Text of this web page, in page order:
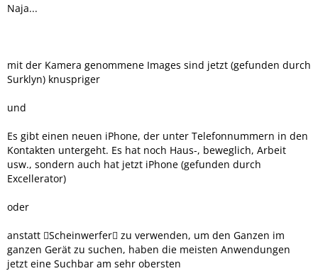
Naja...
mit der Kamera genommene Images sind jetzt (gefunden durch
Surklyn) knuspriger
und
Es gibt einen neuen iPhone, der unter Telefonnummern in den
Kontakten untergeht. Es hat noch Haus-, beweglich, Arbeit
usw., sondern auch hat jetzt iPhone (gefunden durch
Excellerator)
oder
anstatt Scheinwerfer zu verwenden, um den Ganzen im
ganzen Gerät zu suchen, haben die meisten Anwendungen
jetzt eine Suchbar am sehr obersten